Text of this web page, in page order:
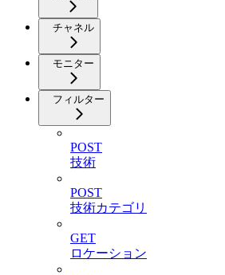
チャネル
モニター
フィルター
POST
技術
POST
技術カテゴリ
GET
ロケーション